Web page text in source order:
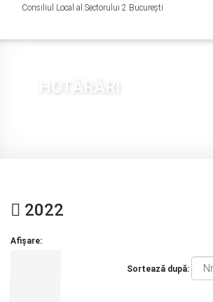
HOTĂRÂRI
2022
Afișare:
Sortează după: